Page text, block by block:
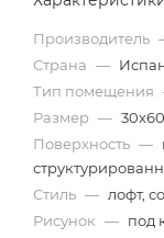
Производитель
Страна —
Тип помещения
Размер —
Поверхность —
Стиль — лофт,
Рисунок — под